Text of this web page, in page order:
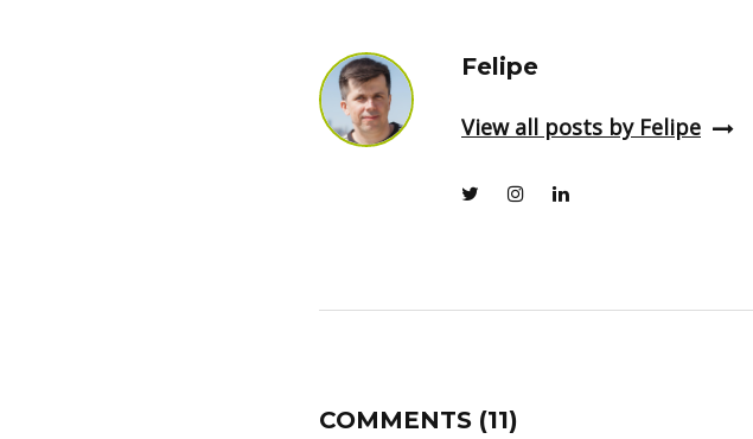
Felipe
View all posts by Felipe
COMMENTS (11)